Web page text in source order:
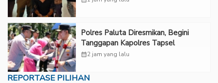
Polres Paluta Diresmikan, Begini
Tanggapan Kapolres Tapsel
calendar_month2 jam yang lalu
REPORTASE PILIHAN